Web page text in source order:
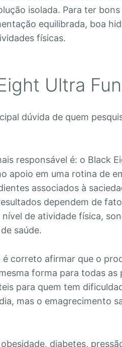
isolada. Para ter
equilibrada, boa
físicas.
Ultra
dúvida de quem
responsável é: o Black
apoio em uma rotina de
associados à
dependem de
nível de atividade física,
saúde.
é correto afirmar que o
forma para todas as
para quem tem
mas o emagrecimento
diabetes,